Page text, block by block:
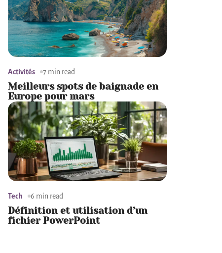
Activités 7 min read
Meilleurs spots de baignade en
Europe pour mars
Tech 6 min read
Définition et utilisation d’un
fichier PowerPoint